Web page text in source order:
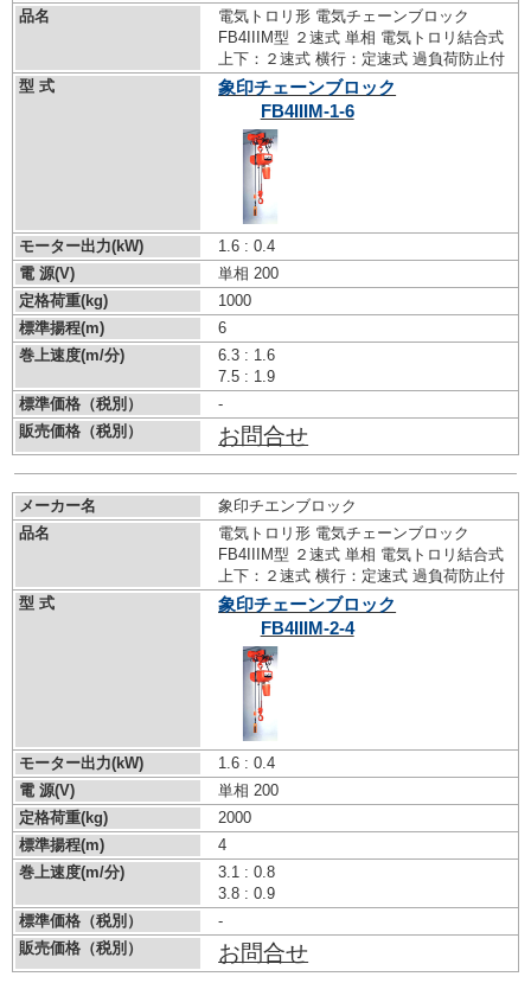
品名
電気トロリ形 電気チェーンブロック
FB4IIIM型 ２速式 単相 電気トロリ結合式
上下：２速式 横行：定速式 過負荷防止付
型 式
象印チェーンブロック
FB4IIIM-1-6
モーター出力(kW)
1.6 : 0.4
電 源(V)
単相 200
定格荷重(kg)
1000
標準揚程(m)
6
巻上速度(m/分)
6.3 : 1.6
7.5 : 1.9
標準価格（税別）
-
販売価格（税別）
お問合せ
メーカー名
象印チエンブロック
品名
電気トロリ形 電気チェーンブロック
FB4IIIM型 ２速式 単相 電気トロリ結合式
上下：２速式 横行：定速式 過負荷防止付
型 式
象印チェーンブロック
FB4IIIM-2-4
モーター出力(kW)
1.6 : 0.4
電 源(V)
単相 200
定格荷重(kg)
2000
標準揚程(m)
4
巻上速度(m/分)
3.1 : 0.8
3.8 : 0.9
標準価格（税別）
-
販売価格（税別）
お問合せ